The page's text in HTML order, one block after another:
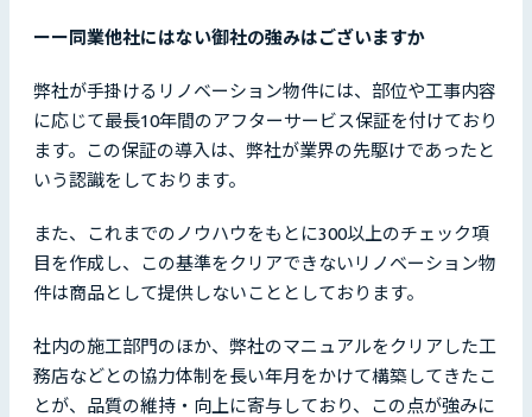
ーー同業他社にはない御社の強みはございますか
弊社が手掛けるリノベーション物件には、部位や工事内容
に応じて最長10年間のアフターサービス保証を付けており
ます。この保証の導入は、弊社が業界の先駆けであったと
いう認識をしております。
また、これまでのノウハウをもとに300以上のチェック項
目を作成し、この基準をクリアできないリノベーション物
件は商品として提供しないこととしております。
社内の施工部門のほか、弊社のマニュアルをクリアした工
務店などとの協力体制を長い年月をかけて構築してきたこ
とが、品質の維持・向上に寄与しており、この点が強みに